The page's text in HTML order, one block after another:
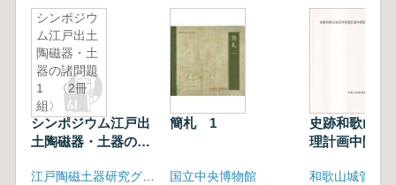
シンポジウ
ム江戸出土
陶磁器・土
器の諸問題
1 〈2冊
組〉
シンポジウム江戸出
土陶磁器・土器の諸
簡札 1
国立中央博物館
史跡和歌山城
理計画中間報
和歌山城管理